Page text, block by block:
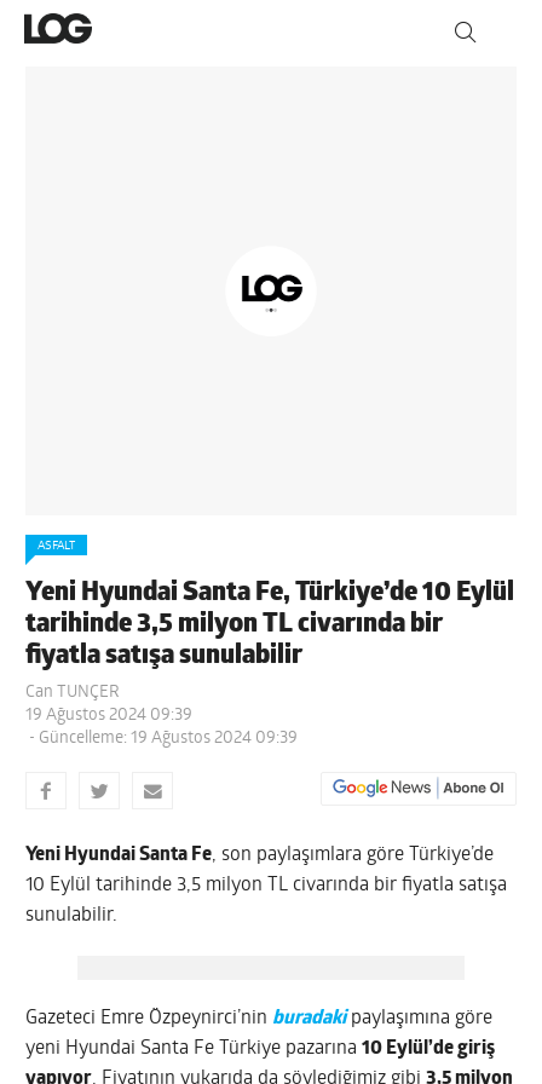
ASFALT
Yeni Hyundai Santa Fe, Türkiye’de 10 Eylül
tarihinde 3,5 milyon TL civarında bir
fiyatla satışa sunulabilir
Can TUNÇER
19 Ağustos 2024 09:39
- Güncelleme: 19 Ağustos 2024 09:39
Yeni Hyundai Santa Fe, son paylaşımlara göre Türkiye’de
10 Eylül tarihinde 3,5 milyon TL civarında bir fiyatla satışa
sunulabilir.
Gazeteci Emre Özpeynirci’nin buradakipaylaşımına göre
yeni Hyundai Santa Fe Türkiye pazarına10 Eylül’de giriş
yapıyor. Fiyatının yukarıda da söylediğimiz gibi3,5 milyon